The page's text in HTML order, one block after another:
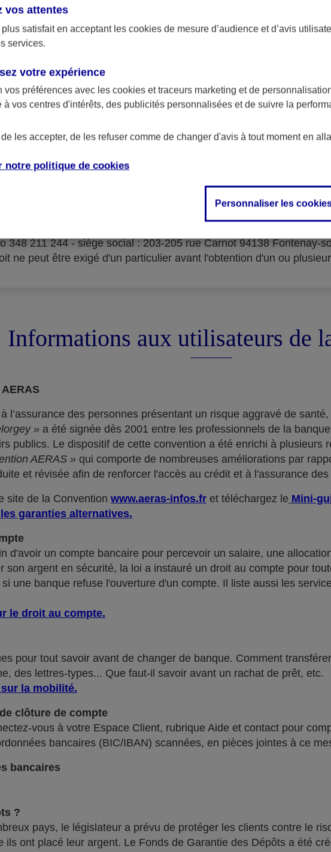
€
Réserves d'acceptation du
par l'organisme prêteur : AXA Banque Financement – SA au
348 211 244 - siège social : 203-205 rue Carnot 94138 Fontenay-
ne peut être exigé d'un particulier avant l'obtention d'un ou
Informations aux utilisateurs de
l’assurance des personnes présentant un risque aggravé de
» a été signée dès 2001 entre les professionnels de la
publics. Le dispositif de cette convention a été enrichi à plusieurs
AERAS » qui comporte de nombreuses améliorations par
et révisée afin de renforcer l'accès au crédit et à l'assurance
site de la Convention www.aeras-infos.fr et téléchargez le Mini-
garanties alternatives.
d'avoir un compte bancaire pour percevoir un salaire, une
son argent en sécurité, la loi a instauré un droit au compte pour
une banque refuse l'ouverture d'un compte. Il liste aussi les
le droit au compte.
pour tout savoir avant de changer de banque. Comment
des lettres-types... Que faut-il savoir avant un rachat de prêt, etc.
la mobilité.
clôture de compte
vous à votre Espace Client, rubrique Aide et contact pour
bancaires (BIC/IBAN) scannées, en pièces jointes à ce
bancaires
?
pays, le législateur a prévu de protéger les clients contre le
ils ont placé leur argent. Le Fonds de Garantie des Dépôts a été
vos attentes
satisfait en acceptant les cookies de mesure d’audience et d’avis
services.
votre expérience
vos préférences avec les cookies et traceurs marketing et de
à vos centres d'intérêts, des publicités personnalisées et de suivre la
les accepter, de les refuser comme de changer d'avis à tout moment en
notre politique de cookies
Personnaliser les